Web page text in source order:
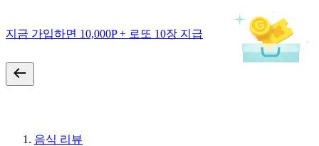
지금 가입하면 10,000P + 로또 10장 지급
음식 리뷰